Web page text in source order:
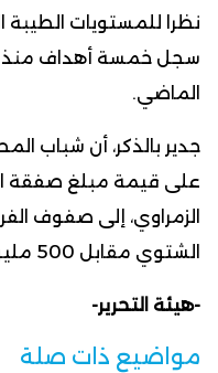
نظرا للمستويات
سجل خمسة أهداف منذ
الماضي.
جدير بالذكر، أن شباب
على قيمة مبلغ صفقة
الزمراوي، إلى صفوف
الشتوي مقابل 500 مليون سنتيم.
-هيئة التحرير-
مواضيع ذات صلة